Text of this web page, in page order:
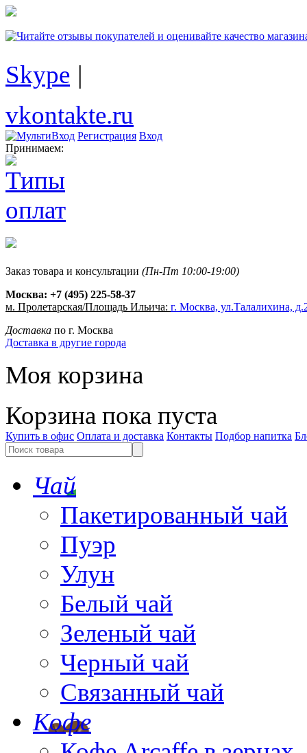
Skype |
vkontakte.ru
Регистрация Вход
Принимаем:
Заказ товара и консультации (Пн-Пт 10:00-19:00)
Москва: +7 (495) 225-58-37
м. Пролетарская/Площадь Ильича: г. Москва, ул.Талалихина,
Доставка по г. Москва
Доставка в другие города
Моя корзина
Корзина пока пуста
Купить в офис Оплата и доставка Контакты Подбор напитка
Чай
Пакетированный чай
Пуэр
Улун
Белый чай
Зеленый чай
Черный чай
Связанный чай
Кофе